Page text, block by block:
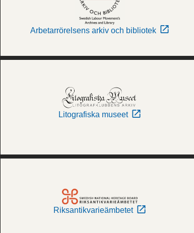
Arbetarrörelsens arkiv och bibliotek
Litografiska museet
Riksantikvarieämbetet